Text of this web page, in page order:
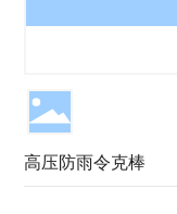
高压防雨令克棒